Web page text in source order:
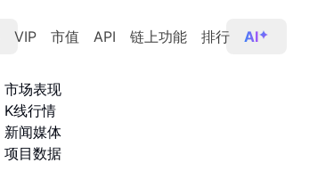
VIP 市值 API 链上功能 排行 AI
市场表现
K线行情
新闻媒体
项目数据